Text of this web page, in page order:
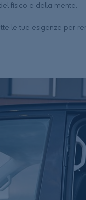
fisico e della mente.
le tue esigenze per